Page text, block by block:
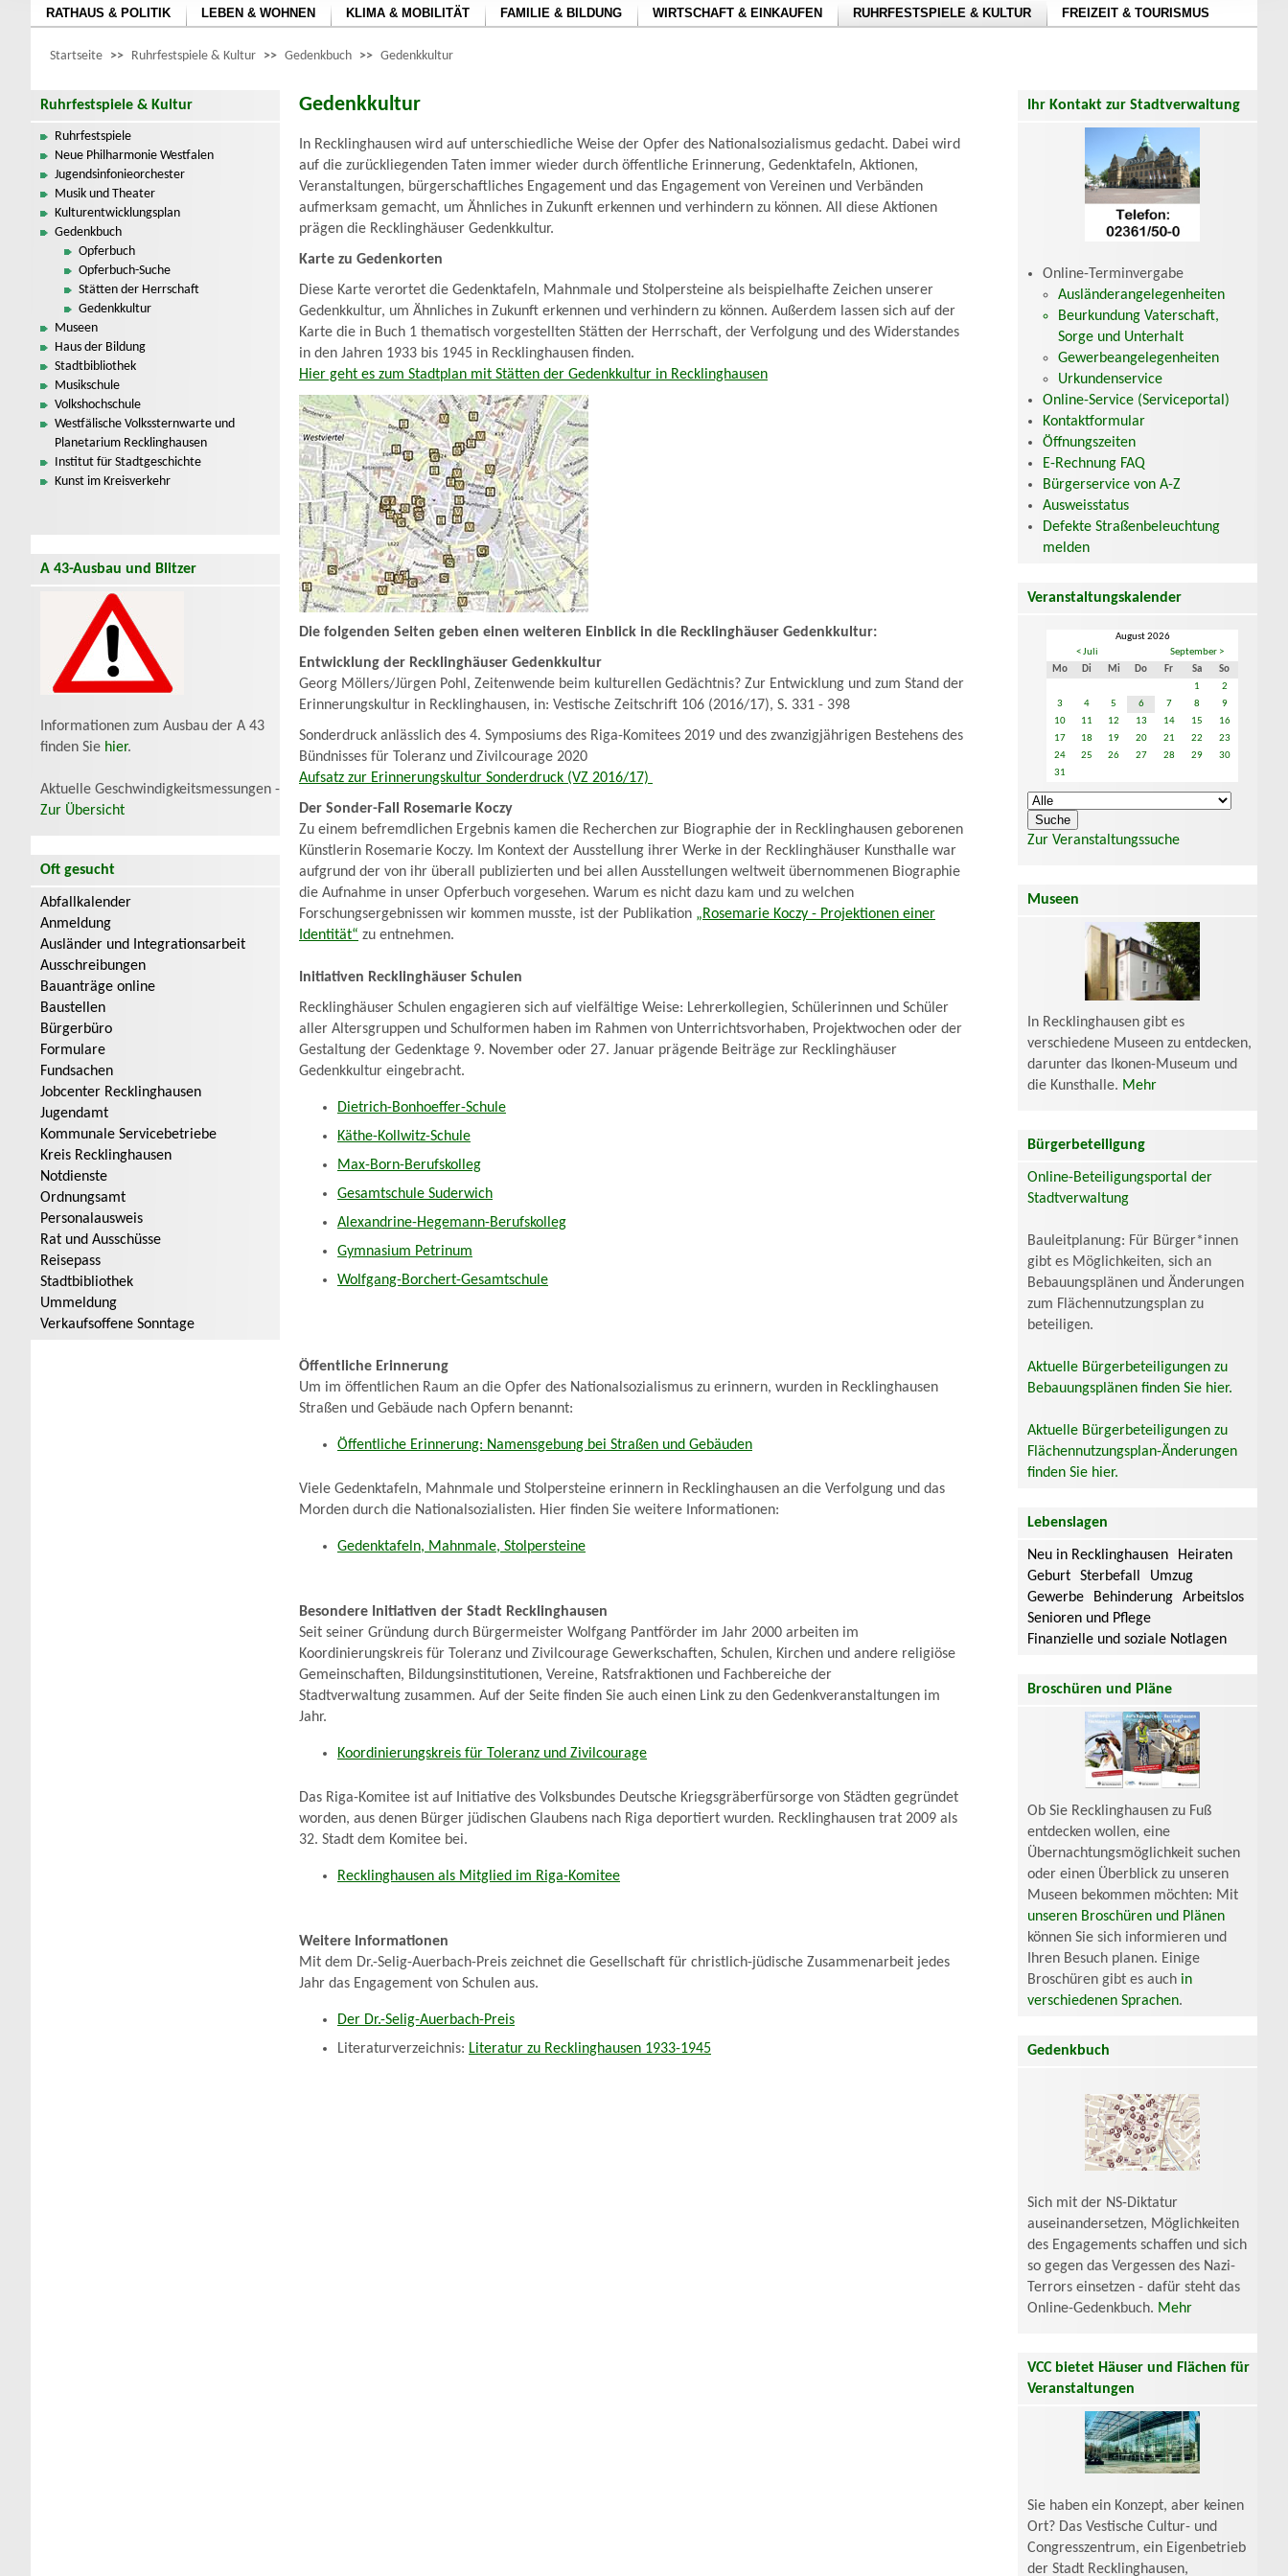
RATHAUS & POLITIK LEBEN & WOHNEN KLIMA & MOBILITÄT FAMILIE & BILDUNG WIRTSCHAFT & EINKAUFEN RUHRFESTSPIELE & KULTUR FREIZEIT & TOURISMUS
Startseite >> Ruhrfestspiele & Kultur >> Gedenkbuch >> Gedenkkultur
Ruhrfestspiele & Kultur
Ruhrfestspiele
Neue Philharmonie Westfalen
Jugendsinfonieorchester
Musik und Theater
Kulturentwicklungsplan
Gedenkbuch
Opferbuch
Opferbuch-Suche
Stätten der Herrschaft
Gedenkkultur
Museen
Haus der Bildung
Stadtbibliothek
Musikschule
Volkshochschule
Westfälische Volkssternwarte und
Planetarium Recklinghausen
Institut für Stadtgeschichte
Kunst im Kreisverkehr
A 43-Ausbau und Blitzer
Informationen zum Ausbau der A 43
finden Sie hier.
Aktuelle Geschwindigkeitsmessungen -
Zur Übersicht
Oft gesucht
Abfallkalender
Anmeldung
Ausländer und Integrationsarbeit
Ausschreibungen
Bauanträge online
Baustellen
Bürgerbüro
Formulare
Fundsachen
Jobcenter Recklinghausen
Jugendamt
Kommunale Servicebetriebe
Kreis Recklinghausen
Notdienste
Ordnungsamt
Personalausweis
Rat und Ausschüsse
Reisepass
Stadtbibliothek
Ummeldung
Verkaufsoffene Sonntage
Gedenkkultur
In Recklinghausen wird auf unterschiedliche Weise der Opfer des Nationalsozialismus gedacht. Dabei wird
auf die zurückliegenden Taten immer wieder durch öffentliche Erinnerung, Gedenktafeln, Aktionen,
Veranstaltungen, bürgerschaftliches Engagement und das Engagement von Vereinen und Verbänden
aufmerksam gemacht, um Ähnliches in Zukunft erkennen und verhindern zu können. All diese Aktionen
prägen die Recklinghäuser Gedenkkultur.
Karte zu Gedenkorten
Diese Karte verortet die Gedenktafeln, Mahnmale und Stolpersteine als beispielhafte Zeichen unserer
Gedenkkultur, um Ähnliches in Zukunft erkennen und verhindern zu können. Außerdem lassen sich auf der
Karte die in Buch 1 thematisch vorgestellten Stätten der Herrschaft, der Verfolgung und des Widerstandes
in den Jahren 1933 bis 1945 in Recklinghausen finden.
Hier geht es zum Stadtplan mit Stätten der Gedenkkultur in Recklinghausen
Die folgenden Seiten geben einen weiteren Einblick in die Recklinghäuser Gedenkkultur:
Entwicklung der Recklinghäuser Gedenkkultur
Georg Möllers/Jürgen Pohl, Zeitenwende beim kulturellen Gedächtnis? Zur Entwicklung und zum Stand der
Erinnerungskultur in Recklinghausen, in: Vestische Zeitschrift 106 (2016/17), S. 331 - 398
Sonderdruck anlässlich des 4. Symposiums des Riga-Komitees 2019 und des zwanzigjährigen Bestehens des
Bündnisses für Toleranz und Zivilcourage 2020
Aufsatz zur Erinnerungskultur Sonderdruck (VZ 2016/17)
Der Sonder-Fall Rosemarie Koczy
Zu einem befremdlichen Ergebnis kamen die Recherchen zur Biographie der in Recklinghausen geborenen
Künstlerin Rosemarie Koczy. Im Kontext der Ausstellung ihrer Werke in der Recklinghäuser Kunsthalle war
aufgrund der von ihr überall publizierten und bei allen Ausstellungen weltweit übernommenen Biographie
die Aufnahme in unser Opferbuch vorgesehen. Warum es nicht dazu kam und zu welchen
Forschungsergebnissen wir kommen musste, ist der Publikation „Rosemarie Koczy - Projektionen einer
Identität“ zu entnehmen.
Initiativen Recklinghäuser Schulen
Recklinghäuser Schulen engagieren sich auf vielfältige Weise: Lehrerkollegien, Schülerinnen und Schüler
aller Altersgruppen und Schulformen haben im Rahmen von Unterrichtsvorhaben, Projektwochen oder der
Gestaltung der Gedenktage 9. November oder 27. Januar prägende Beiträge zur Recklinghäuser
Gedenkkultur eingebracht.
Dietrich-Bonhoeffer-Schule
Käthe-Kollwitz-Schule
Max-Born-Berufskolleg
Gesamtschule Suderwich
Alexandrine-Hegemann-Berufskolleg
Gymnasium Petrinum
Wolfgang-Borchert-Gesamtschule
Öffentliche Erinnerung
Um im öffentlichen Raum an die Opfer des Nationalsozialismus zu erinnern, wurden in Recklinghausen
Straßen und Gebäude nach Opfern benannt:
Öffentliche Erinnerung: Namensgebung bei Straßen und Gebäuden
Viele Gedenktafeln, Mahnmale und Stolpersteine erinnern in Recklinghausen an die Verfolgung und das
Morden durch die Nationalsozialisten. Hier finden Sie weitere Informationen:
Gedenktafeln, Mahnmale, Stolpersteine
Besondere Initiativen der Stadt Recklinghausen
Seit seiner Gründung durch Bürgermeister Wolfgang Pantförder im Jahr 2000 arbeiten im
Koordinierungskreis für Toleranz und Zivilcourage Gewerkschaften, Schulen, Kirchen und andere religiöse
Gemeinschaften, Bildungsinstitutionen, Vereine, Ratsfraktionen und Fachbereiche der
Stadtverwaltung zusammen. Auf der Seite finden Sie auch einen Link zu den Gedenkveranstaltungen im
Jahr.
Koordinierungskreis für Toleranz und Zivilcourage
Das Riga-Komitee ist auf Initiative des Volksbundes Deutsche Kriegsgräberfürsorge von Städten gegründet
worden, aus denen Bürger jüdischen Glaubens nach Riga deportiert wurden. Recklinghausen trat 2009 als
32. Stadt dem Komitee bei.
Recklinghausen als Mitglied im Riga-Komitee
Weitere Informationen
Mit dem Dr.-Selig-Auerbach-Preis zeichnet die Gesellschaft für christlich-jüdische Zusammenarbeit jedes
Jahr das Engagement von Schulen aus.
Der Dr.-Selig-Auerbach-Preis
Literaturverzeichnis: Literatur zu Recklinghausen 1933-1945
Ihr Kontakt zur Stadtverwaltung
Online-Terminvergabe
Ausländerangelegenheiten
Beurkundung Vaterschaft,
Sorge und Unterhalt
Gewerbeangelegenheiten
Urkundenservice
Online-Service (Serviceportal)
Kontaktformular
Öffnungszeiten
E-Rechnung FAQ
Bürgerservice von A-Z
Ausweisstatus
Defekte Straßenbeleuchtung
melden
Veranstaltungskalender
August 2026
< Juli
September >
Mo
Di Mi Do Fr Sa
So
1
2
3
4 5 6 7 8
9
10
11 12 13 14 15
16
17
18 19 20 21 22
23
24
25 26 27 28 29
30
31
Zur Veranstaltungssuche
Museen
In Recklinghausen gibt es
verschiedene Museen zu entdecken,
darunter das Ikonen-Museum und
die Kunsthalle. Mehr
Bürgerbeteiligung
Online-Beteiligungsportal der
Stadtverwaltung
Bauleitplanung: Für Bürger*innen
gibt es Möglichkeiten, sich an
Bebauungsplänen und Änderungen
zum Flächennutzungsplan zu
beteiligen.
Aktuelle Bürgerbeteiligungen zu
Bebauungsplänen finden Sie hier.
Aktuelle Bürgerbeteiligungen zu
Flächennutzungsplan-Änderungen
finden Sie hier.
Lebenslagen
Neu in Recklinghausen
Heiraten
Geburt
Sterbefall
Umzug
Gewerbe
Behinderung
Arbeitslos
Senioren und Pflege
Finanzielle und soziale Notlagen
Broschüren und Pläne
Ob Sie Recklinghausen zu Fuß
entdecken wollen, eine
Übernachtungsmöglichkeit suchen
oder einen Überblick zu unseren
Museen bekommen möchten: Mit
unseren Broschüren und Plänen
können Sie sich informieren und
Ihren Besuch planen. Einige
Broschüren gibt es auch in
verschiedenen Sprachen.
Gedenkbuch
Sich mit der NS-Diktatur
auseinandersetzen, Möglichkeiten
des Engagements schaffen und sich
so gegen das Vergessen des Nazi-
Terrors einsetzen - dafür steht das
Online-Gedenkbuch. Mehr
VCC bietet Häuser und Flächen für
Veranstaltungen
Sie haben ein Konzept, aber keinen
Ort? Das Vestische Cultur- und
Congresszentrum, ein Eigenbetrieb
der Stadt Recklinghausen,